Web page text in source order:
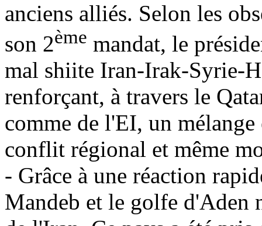
anciens alliés. Selon les
son 2ème mandat, le
mal shiite Iran-Irak-Syrie-
renforçant, à travers le
comme de l'EI, un
conflit régional et même
- Grâce à une réaction
Mandeb et le golfe d'Aden